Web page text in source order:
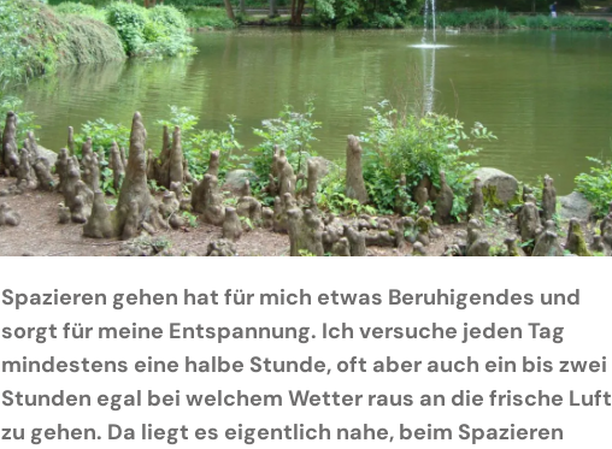
Spazieren gehen hat für mich etwas Beruhigendes und
sorgt für meine Entspannung. Ich versuche jeden Tag
mindestens eine halbe Stunde, oft aber auch ein bis zwei
Stunden egal bei welchem Wetter raus an die frische Luft
zu gehen. Da liegt es eigentlich nahe, beim Spazieren